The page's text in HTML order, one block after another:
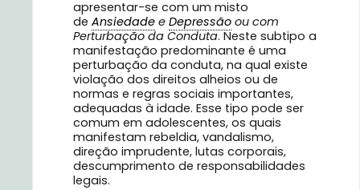
apresentar-se com um misto
de Ansiedade e Depressão ou com
Perturbação da Conduta. Neste subtipo a
manifestação predominante é uma
perturbação da conduta, na qual existe
violação dos direitos alheios ou de
normas e regras sociais importantes,
adequadas à idade. Esse tipo pode ser
comum em adolescentes, os quais
manifestam rebeldia, vandalismo,
direção imprudente, lutas corporais,
descumprimento de responsabilidades
legais.